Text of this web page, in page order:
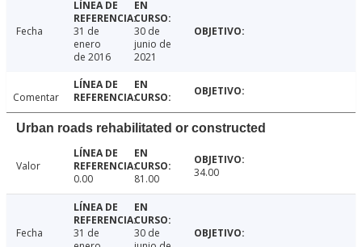
Fecha
31 de
enero
de 2016
30 de
junio de
2021
Comentar
Urban roads rehabilitated or constructed
Valor
0.00
81.00 34.00
Fecha
31 de
30 de